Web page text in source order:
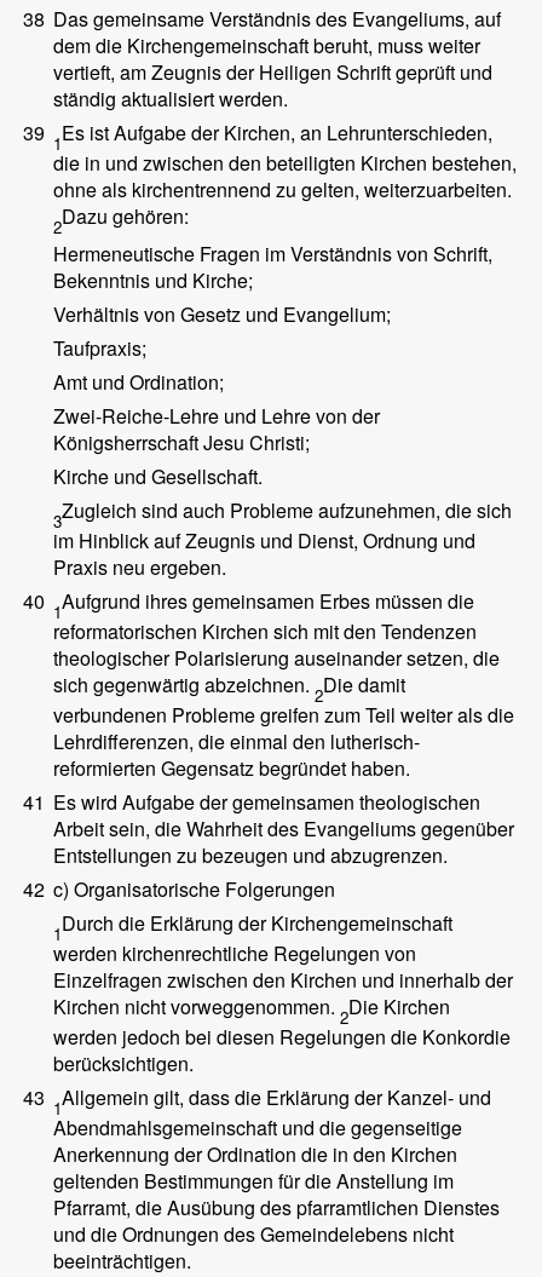
38 Das gemeinsame Verständnis des Evangeliums, auf
dem die Kirchengemeinschaft beruht, muss weiter
vertieft, am Zeugnis der Heiligen Schrift geprüft und
ständig aktualisiert werden.
39 1Es ist Aufgabe der Kirchen, an Lehrunterschieden,
die in und zwischen den beteiligten Kirchen bestehen,
ohne als kirchentrennend zu gelten, weiterzuarbeiten.
2Dazu gehören:
Hermeneutische Fragen im Verständnis von Schrift,
Bekenntnis und Kirche;
Verhältnis von Gesetz und Evangelium;
Taufpraxis;
Amt und Ordination;
Zwei-Reiche-Lehre und Lehre von der
Königsherrschaft Jesu Christi;
Kirche und Gesellschaft.
3Zugleich sind auch Probleme aufzunehmen, die sich
im Hinblick auf Zeugnis und Dienst, Ordnung und
Praxis neu ergeben.
40 1Aufgrund ihres gemeinsamen Erbes müssen die
reformatorischen Kirchen sich mit den Tendenzen
theologischer Polarisierung auseinander setzen, die
sich gegenwärtig abzeichnen. 2Die damit
verbundenen Probleme greifen zum Teil weiter als die
Lehrdifferenzen, die einmal den lutherisch-
reformierten Gegensatz begründet haben.
41 Es wird Aufgabe der gemeinsamen theologischen
Arbeit sein, die Wahrheit des Evangeliums gegenüber
Entstellungen zu bezeugen und abzugrenzen.
42 c) Organisatorische Folgerungen
1Durch die Erklärung der Kirchengemeinschaft
werden kirchenrechtliche Regelungen von
Einzelfragen zwischen den Kirchen und innerhalb der
Kirchen nicht vorweggenommen. 2Die Kirchen
werden jedoch bei diesen Regelungen die Konkordie
berücksichtigen.
43 1Allgemein gilt, dass die Erklärung der Kanzel- und
Abendmahlsgemeinschaft und die gegenseitige
Anerkennung der Ordination die in den Kirchen
geltenden Bestimmungen für die Anstellung im
Pfarramt, die Ausübung des pfarramtlichen Dienstes
und die Ordnungen des Gemeindelebens nicht
beeinträchtigen.